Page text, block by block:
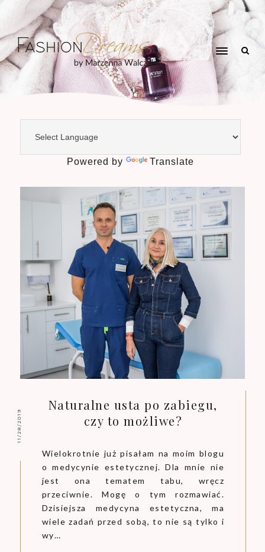
Powered by Translate
11/28/2019
Naturalne usta po zabiegu,
czy to możliwe?
Wielokrotnie już pisałam na moim blogu
o medycynie estetycznej. Dla mnie nie
jest ona tematem tabu, wręcz
przeciwnie. Mogę o tym rozmawiać.
Dzisiejsza medycyna estetyczna, ma
wiele zadań przed sobą, to nie są tylko i
wy…